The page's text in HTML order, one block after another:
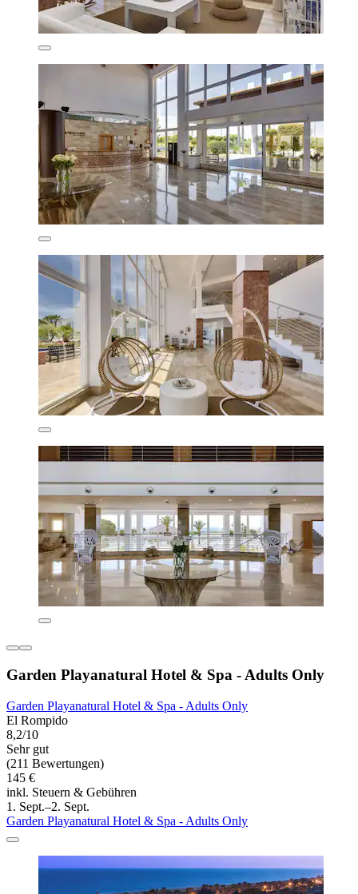
Garden Playanatural Hotel & Spa - Adults Only
Garden Playanatural Hotel & Spa - Adults Only
El Rompido
8,2/10
Sehr gut
(211 Bewertungen)
145 €
inkl. Steuern & Gebühren
1. Sept.–2. Sept.
Garden Playanatural Hotel & Spa - Adults Only